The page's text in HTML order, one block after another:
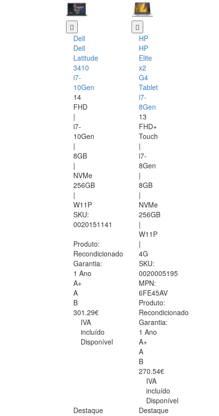
Dell
Dell
Latitude
3410
i7-
10Gen
14
FHD
|
i7-
10Gen
|
8GB
|
NVMe
256GB
|
W11P
SKU:
0020151141
Produto:
Recondicionado
Garantia:
1 Ano
A+
A
B
301.29€
IVA
incluído
Disponível
HP
HP
Elite
x2
G4
Tablet
i7-
8Gen
13
FHD+
Touch
|
i7-
8Gen
|
8GB
|
NVMe
256GB
|
W11P
|
4G
SKU:
0020005195
MPN:
6FE45AV
Produto:
Recondicionado
Garantia:
1 Ano
A+
A
B
270.54€
IVA
incluído
Disponível
Destaque
Destaque